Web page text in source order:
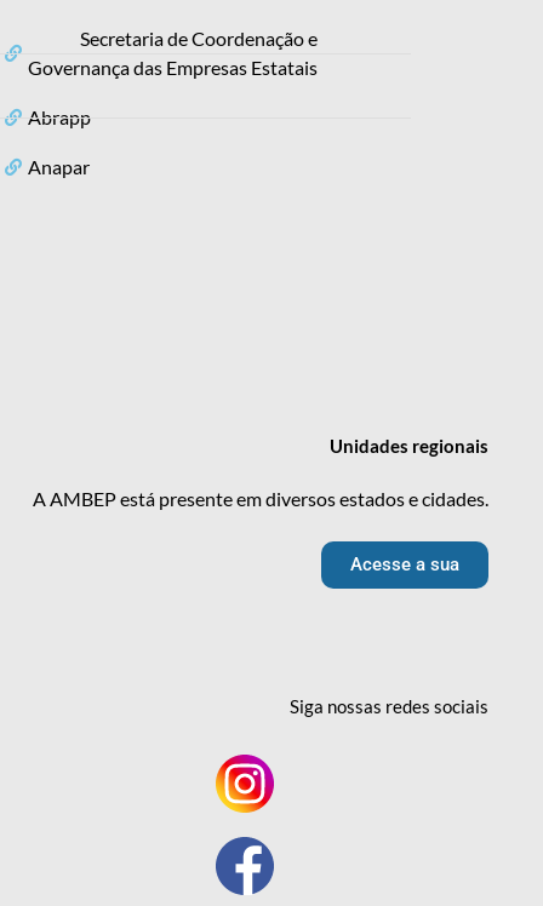
Secretaria de Coordenação e
Governança das Empresas Estatais
Abrapp
Anapar
Unidades regionais
A AMBEP está presente em diversos estados e cidades.
Acesse a sua
Siga nossas redessociais